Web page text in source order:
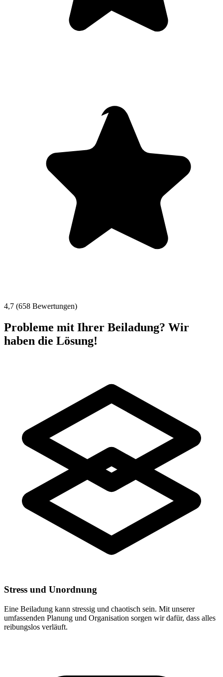
4,7 (658 Bewertungen)
Probleme mit Ihrer Beiladung? Wir
haben die Lösung!
Stress und Unordnung
Eine Beiladung kann stressig und chaotisch sein. Mit unserer
umfassenden Planung und Organisation sorgen wir dafür, dass alles
reibungslos verläuft.